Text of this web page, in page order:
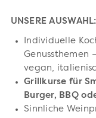
UNSERE AUSWAHL:
Individuelle
Genussthemen
vegan,
Grillkurse für
Burger, BBQ
Sinnliche